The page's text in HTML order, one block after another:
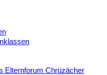
Elternforum Chrüzächer